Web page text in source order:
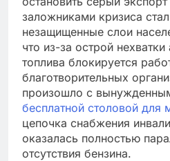
заложниками кризиса
незащищенные слои
что из-за острой
топлива блокируется
благотворительных
произошло с
бесплатной столовой для
цепочка снабжения
оказалась полностью
отсутствия бензина.